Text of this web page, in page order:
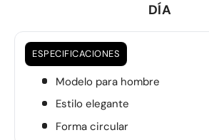
DÍA
ESPECIFICACIONES
Modelo para hombre
Estilo elegante
Forma circular